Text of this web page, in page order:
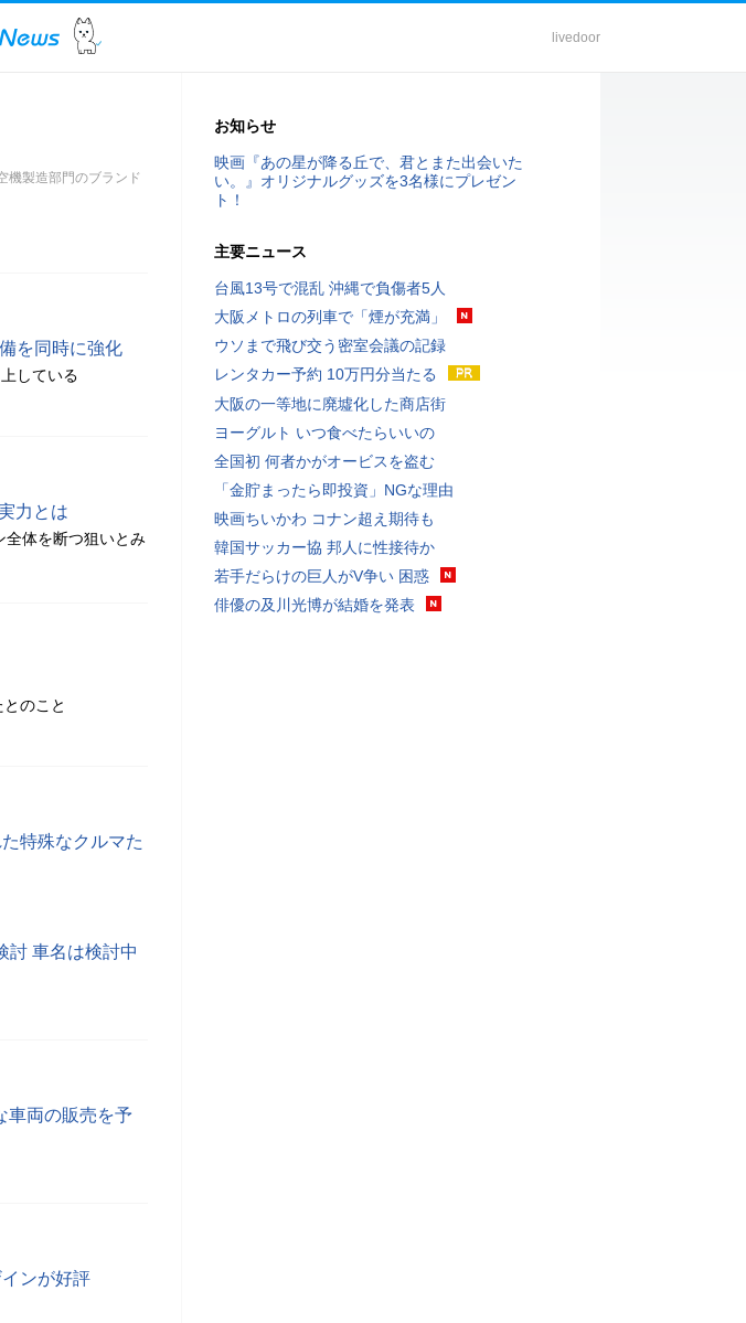
livedoor
機製造部門のブランド
を同時に強化
している
力とは
全体を断つ狙いとみ
のこと
特殊なクルマた
討 車名は検討中
車両の販売を予
ンが好評
お知らせ
映画『あの星が降る丘で、君とまた出会いた
い。』オリジナルグッズを3名様にプレゼン
ト！
主要ニュース
台風13号で混乱 沖縄で負傷者5人
大阪メトロの列車で「煙が充満」
ウソまで飛び交う密室会議の記録
レンタカー予約 10万円分当たる
大阪の一等地に廃墟化した商店街
ヨーグルト いつ食べたらいいの
全国初 何者かがオービスを盗む
「金貯まったら即投資」NGな理由
映画ちいかわ コナン超え期待も
韓国サッカー協 邦人に性接待か
若手だらけの巨人がV争い 困惑
俳優の及川光博が結婚を発表